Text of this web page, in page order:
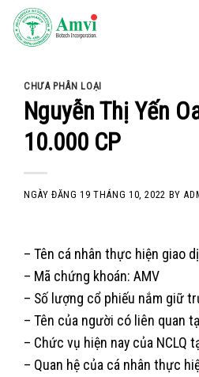
Skip
CHƯA PHÂN LOẠI
Nguyễn Thị Yến
10.000 CP
NGÀY ĐĂNG19 THÁNG 10, 2022 BY
– Tên cá nhân thực hiện giao
– Mã chứng khoán: AMV
– Số lượng cổ phiếu nắm giữ
– Tên của người có liên quan
– Chức vụ hiện nay của
– Quan hệ của cá nhân thực